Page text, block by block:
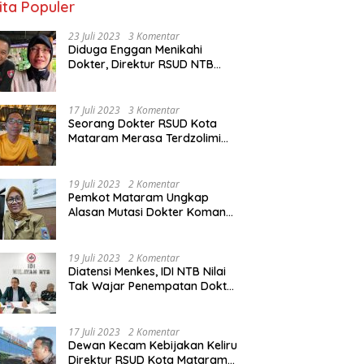
Populer
23 Juli 2023 3 Komentar
Diduga Enggan Menikahi
Dokter, Direktur RSUD NTB
17 Juli 2023 3 Komentar
Seorang Dokter RSUD Kota
Mataram Merasa Terdzolimi
19 Juli 2023 2 Komentar
Pemkot Mataram Ungkap
Alasan Mutasi Dokter Komang
19 Juli 2023 2 Komentar
Diatensi Menkes, IDI NTB Nilai
Tak Wajar Penempatan Dokter
17 Juli 2023 2 Komentar
Dewan Kecam Kebijakan Keliru
Direktur RSUD Kota Mataram